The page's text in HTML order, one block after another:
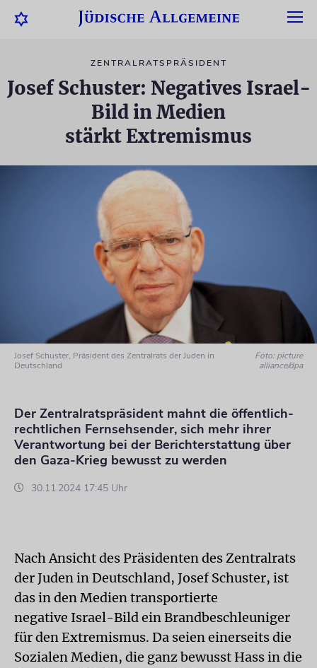
ZENTRALRATSPRÄSIDENT
Josef Schuster: Negatives Israel-
Bild in Medien
stärkt Extremismus
Josef Schuster, Präsident des Zentralrats der Juden in
Deutschland
Foto: picture
alliance/dpa
Der Zentralratspräsident mahnt die öffentlich-
rechtlichen Fernsehsender, sich mehr ihrer
Verantwortung bei der Berichterstattung über
den Gaza-Krieg bewusst zu werden
30.11.2024 17:45 Uhr
Nach Ansicht des Präsidenten des Zentralrats
der Juden in Deutschland, Josef Schuster, ist
das in den Medien transportierte
negative Israel-Bild ein Brandbeschleuniger
für den Extremismus. Da seien einerseits die
Sozialen Medien, die ganz bewusst Hass in die